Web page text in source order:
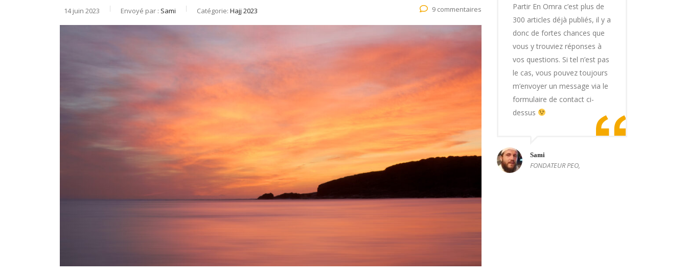
14 juin 2023 Envoyé par : Sami Catégorie: Hajj 2023 9 commentaires
Partir En Omra c’est plus de
300 articles déjà publiés, il y a
donc de fortes chances que
vous y trouviez réponses à
vos questions. Si tel n’est pas
le cas, vous pouvez toujours
m’envoyer un message via le
formulaire de contact ci-
dessus
Sami
FONDATEUR PEO,